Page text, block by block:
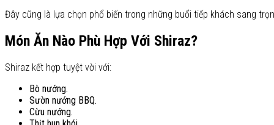
Đây cũng là lựa chọn phổ biến trong những buổi tiếp khách sang
Món Ăn Nào Phù Hợp Với Shiraz?
Shiraz kết hợp tuyệt vời với:
Bò nướng.
Sườn nướng BBQ.
Cừu nướng.